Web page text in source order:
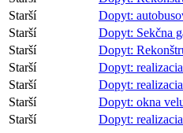
Starší
Dopyt:
Starší
Dopyt:
Starší
Dopyt:
Starší
Dopyt: Sekčna
Starší
Dopyt:
Starší
Dopyt: realizacia
Starší
Dopyt:
Dopyt: okna